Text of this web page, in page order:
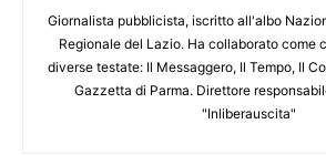
Giornalista pubblicista, iscritto all'albo
Regionale del Lazio. Ha collaborato come
diverse testate: Il Messaggero, Il Tempo, Il
Gazzetta di Parma. Direttore
"Inliberauscita"